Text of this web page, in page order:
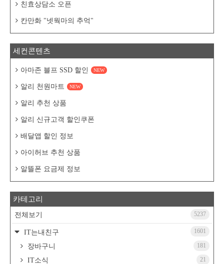
친효상담소 오픈
칸만화 "넷웍마의 추억"
세컨콘텐츠
아마존 블프 SSD 할인 NEW
알리 천원마트 NEW
알리 추천 상품
알리 신규고객 할인쿠폰
배달앱 할인 정보
아이허브 추천 상품
알뜰폰 요금제 정보
카테고리
전체보기 5237
IT는내친구 1601
장바구니 181
IT소식 21